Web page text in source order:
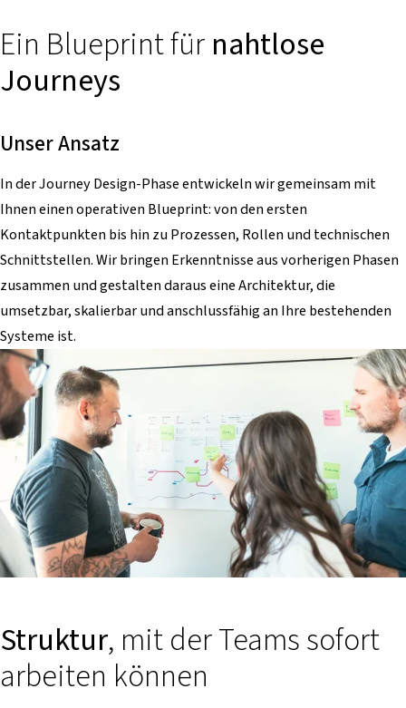
Ein Blueprint für nahtlose
Journeys
Unser Ansatz
In der Journey Design-Phase entwickeln wir gemeinsam mit
Ihnen einen operativen Blueprint: von den ersten
Kontaktpunkten bis hin zu Prozessen, Rollen und technischen
Schnittstellen. Wir bringen Erkenntnisse aus vorherigen Phasen
zusammen und gestalten daraus eine Architektur, die
umsetzbar, skalierbar und anschlussfähig an Ihre bestehenden
Systeme ist.
Struktur, mit der Teams sofort
arbeiten können